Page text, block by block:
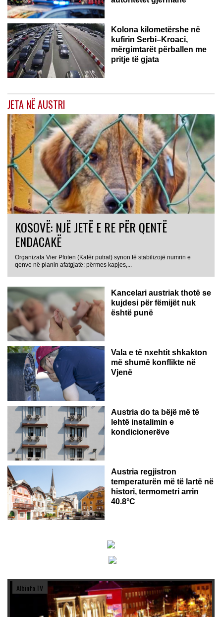
Kolona kilometërshe në
kufirin Serbi–Kroaci,
mërgimtarët përballen me
pritje të gjata
JETA NË AUSTRI
KOSOVË: NJË JETË E RE PËR QENTË
ENDACAKË
Organizata Vier Pfoten (Katër putrat) synon të stabilizojë numrin e
qenve në planin afatgjatë: përmes kapjes,...
Kancelari austriak thotë se
kujdesi për fëmijët nuk
është punë
Vala e të nxehtit shkakton
më shumë konflikte në
Vjenë
Austria do ta bëjë më të
lehtë instalimin e
kondicionerëve
Austria regjistron
temperaturën më të lartë në
histori, termometri arrin
40.8°C
Albinfo.TV